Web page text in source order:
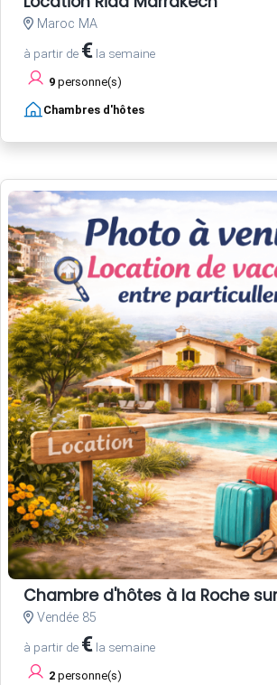
Maroc MA
à partir de € la semaine
9 personne(s)
Chambres d'hôtes
Chambre d'hôtes à la Roche
Vendée 85
à partir de € la semaine
2 personne(s)